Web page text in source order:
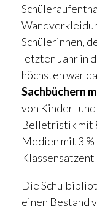
Schülerinnen,
letzten Jahr in
höchsten war
Sachbüchern
von Kinder-
Belletristik mit
Medien mit 3
Die
einen Bestand